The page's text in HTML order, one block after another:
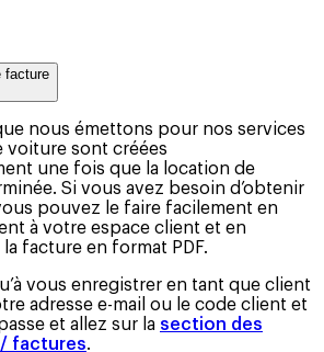
facture
nous émettons pour nos services
voiture sont créées
une fois que la location de
Si vous avez besoin d’obtenir
pouvez le faire facilement en
à votre espace client et en
facture en format PDF.
vous enregistrer en tant que client
adresse e-mail ou le code client et
et allez sur la section des
factures.